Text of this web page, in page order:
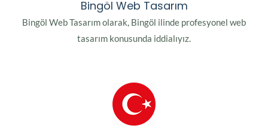
Bingöl Web Tasarım
Bingöl Web Tasarım olarak, Bingöl ilinde profesyonel web
tasarım konusunda iddialıyız.